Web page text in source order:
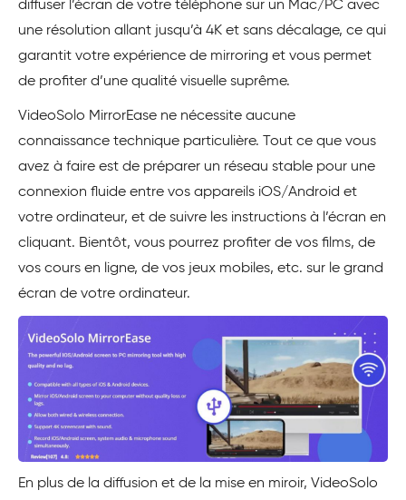
diffuser l’écran de votre téléphone sur un Mac/PC avec
une résolution allant jusqu’à 4K et sans décalage, ce qui
garantit votre expérience de mirroring et vous permet
de profiter d’une qualité visuelle suprême.
VideoSolo MirrorEase ne nécessite aucune
connaissance technique particulière. Tout ce que vous
avez à faire est de préparer un réseau stable pour une
connexion fluide entre vos appareils iOS/Android et
votre ordinateur, et de suivre les instructions à l’écran en
cliquant. Bientôt, vous pourrez profiter de vos films, de
vos cours en ligne, de vos jeux mobiles, etc. sur le grand
écran de votre ordinateur.
En plus de la diffusion et de la mise en miroir, VideoSolo